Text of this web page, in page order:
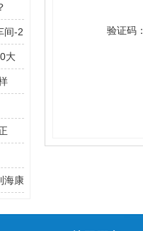
间-2
大
海康
验证码：